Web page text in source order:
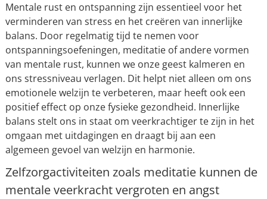
Mentale rust en ontspanning zijn essentieel voor het
verminderen van stress en het creëren van innerlijke
balans. Door regelmatig tijd te nemen voor
ontspanningsoefeningen, meditatie of andere vormen
van mentale rust, kunnen we onze geest kalmeren en
ons stressniveau verlagen. Dit helpt niet alleen om ons
emotionele welzijn te verbeteren, maar heeft ook een
positief effect op onze fysieke gezondheid. Innerlijke
balans stelt ons in staat om veerkrachtiger te zijn in het
omgaan met uitdagingen en draagt bij aan een
algemeen gevoel van welzijn en harmonie.
Zelfzorgactiviteiten zoals meditatie kunnen de
mentale veerkracht vergroten en angst